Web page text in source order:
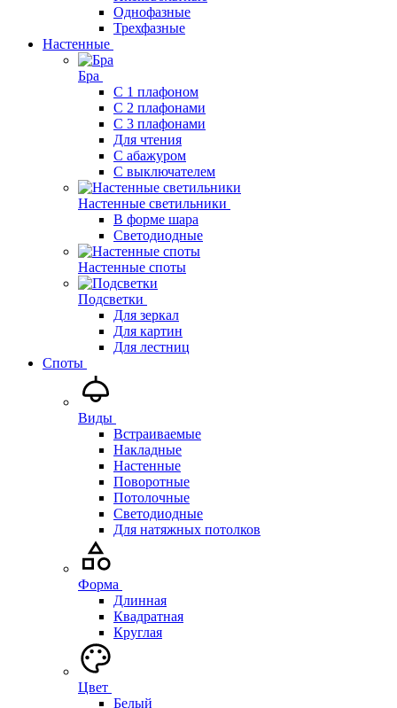
Однофазные
Трехфазные
Настенные
Бра
С 1 плафоном
С 2 плафонами
С 3 плафонами
Для чтения
С абажуром
С выключателем
Настенные светильники
В форме шара
Светодиодные
Настенные споты
Подсветки
Для зеркал
Для картин
Для лестниц
Споты
Виды
Встраиваемые
Накладные
Настенные
Поворотные
Потолочные
Светодиодные
Для натяжных потолков
Форма
Длинная
Квадратная
Круглая
Цвет
Белый